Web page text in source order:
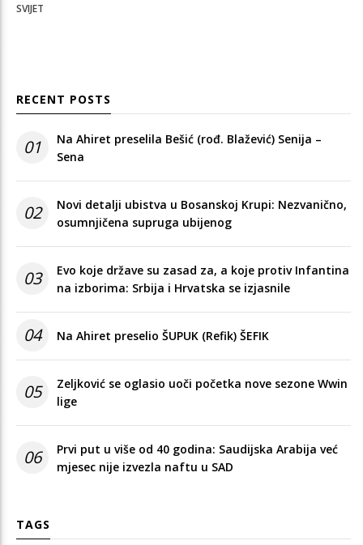
SVIJET
RECENT POSTS
01
Na Ahiret preselila Bešić (rođ. Blažević) Senija –
Sena
02
Novi detalji ubistva u Bosanskoj Krupi: Nezvanično,
osumnjičena supruga ubijenog
03
Evo koje države su zasad za, a koje protiv Infantina
na izborima: Srbija i Hrvatska se izjasnile
04 Na Ahiret preselio ŠUPUK (Refik) ŠEFIK
05
Zeljković se oglasio uoči početka nove sezone Wwin
lige
06
Prvi put u više od 40 godina: Saudijska Arabija već
mjesec nije izvezla naftu u SAD
TAGS